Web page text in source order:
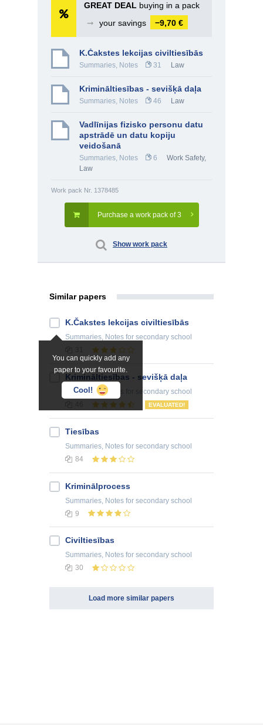
GREAT DEAL buying in a pack
➞
your savings −9,70 €
K.Čakstes lekcijas civiltiesībās
Summaries, Notes 31 Law
Krimināltiesības - sevišķā daļa
Summaries, Notes 46 Law
Vadlīnijas fizisko personu datu
apstrādē un datu kopiju
veidošanā
Summaries, Notes 6 Work Safety,
Law
Work pack Nr. 1378485
Purchase a work pack of 3
Show work pack
Similar papers
You can quickly add any
paper to your favourite.
Cool!
K.Čakstes lekcijas civiltiesībās
Summaries, Notes for secondary school
Krimināltiesības - sevišķā daļa
Summaries, Notes
for secondary school
EVALUATED!
Tiesības
Summaries, Notes for secondary school
84
Kriminālprocess
Summaries, Notes for secondary school
9
Civiltiesības
Summaries, Notes for secondary school
30
Load more similar papers